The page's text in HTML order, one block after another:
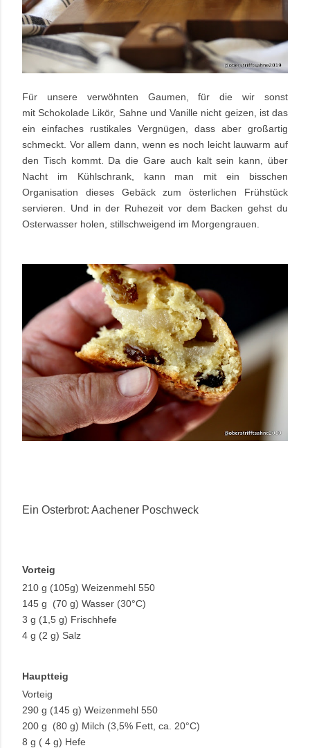
Für unsere verwöhnten Gaumen, für die wir sonst
mit Schokolade Likör, Sahne und Vanille nicht geizen, ist das
ein einfaches rustikales Vergnügen, dass aber großartig
schmeckt. Vor allem dann, wenn es noch leicht lauwarm auf
den Tisch kommt. Da die Gare auch kalt sein kann, über
Nacht im Kühlschrank, kann man mit ein bisschen
Organisation dieses Gebäck zum österlichen Frühstück
servieren. Und in der Ruhezeit vor dem Backen gehst du
Osterwasser holen, stillschweigend im Morgengrauen.
Ein Osterbrot: Aachener Poschweck
Vorteig
210 g (105g) Weizenmehl 550
145 g (70 g) Wasser (30°C)
3 g (1,5 g) Frischhefe
4 g (2 g) Salz
Hauptteig
Vorteig
290 g (145 g) Weizenmehl 550
200 g (80 g) Milch (3,5% Fett, ca. 20°C)
8 g ( 4 g) Hefe